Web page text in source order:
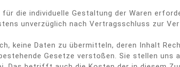
die individuelle Gestaltung der Waren
unverzüglich nach Vertragsschluss zur
keine Daten zu übermitteln, deren Inhalt
Gesetze verstoßen. Sie stellen